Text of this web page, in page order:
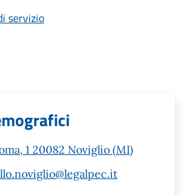
servizio
1 20082 Noviglio (MI)